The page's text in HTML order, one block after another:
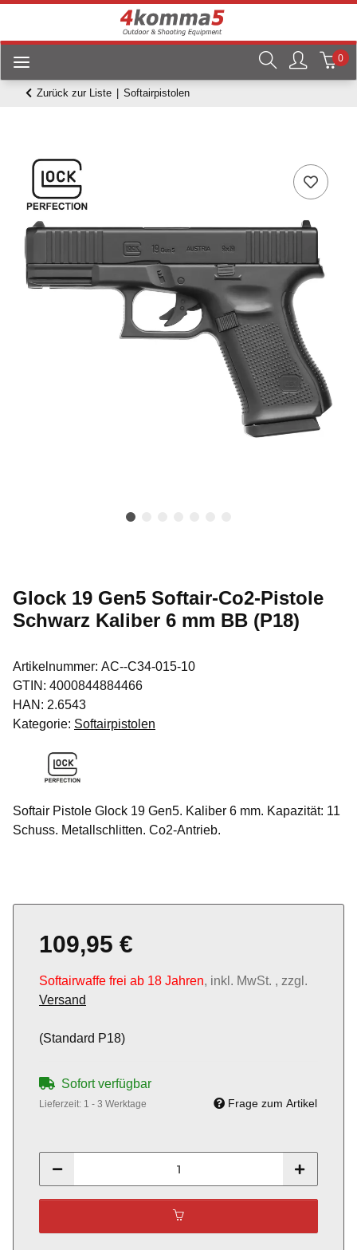
0
Zurück zur Liste Softairpistolen
Glock 19 Gen5 Softair-Co2-Pistole
Schwarz Kaliber 6 mm BB (P18)
Artikelnummer: AC--C34-015-10
GTIN: 4000844884466
HAN: 2.6543
Kategorie: Softairpistolen
Softair Pistole Glock 19 Gen5. Kaliber 6 mm. Kapazität: 11
Schuss. Metallschlitten. Co2-Antrieb.
109,95 €
Softairwaffe frei ab 18 Jahren, inkl. MwSt. , zzgl.
Versand
(Standard P18)
Sofort verfügbar
Lieferzeit: 1 - 3 Werktage Frage zum Artikel